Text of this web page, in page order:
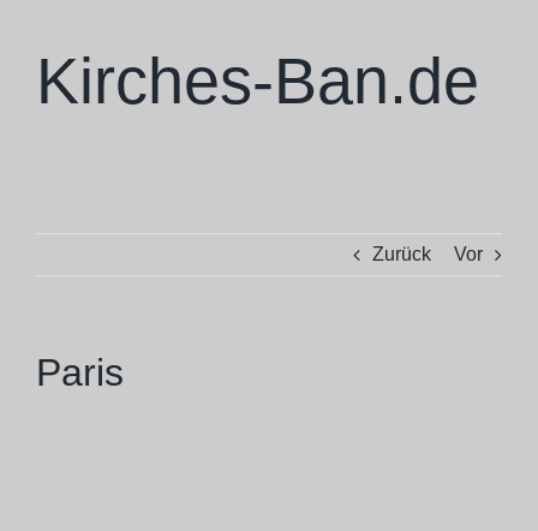
springenKirches-Ban.de
Zurück Vor
Paris